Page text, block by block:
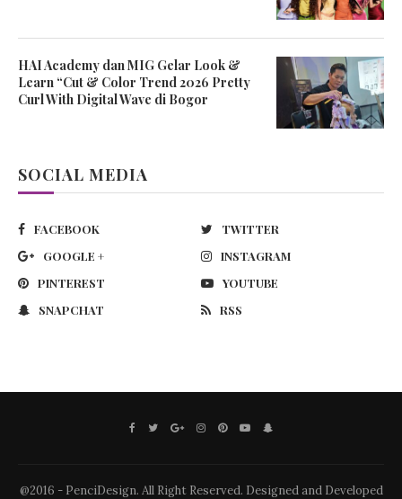
HAI Academy dan MIG Gelar Look &
Learn “Cut & Color Trend 2026 Pretty
Curl With Digital Wave di Bogor
SOCIAL MEDIA
FACEBOOK
TWITTER
GOOGLE +
INSTAGRAM
PINTEREST
YOUTUBE
SNAPCHAT
RSS
@2016 - PenciDesign. All Right Reserved. Designed and Developed